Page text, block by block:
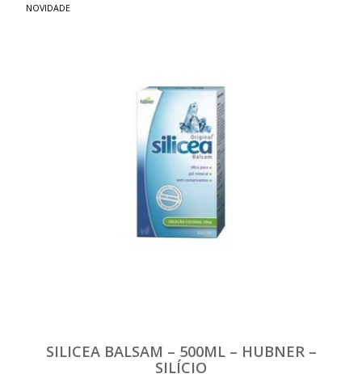
NOVIDADE
SILICEA BALSAM – 500ML – HUBNER –
SILÍCIO